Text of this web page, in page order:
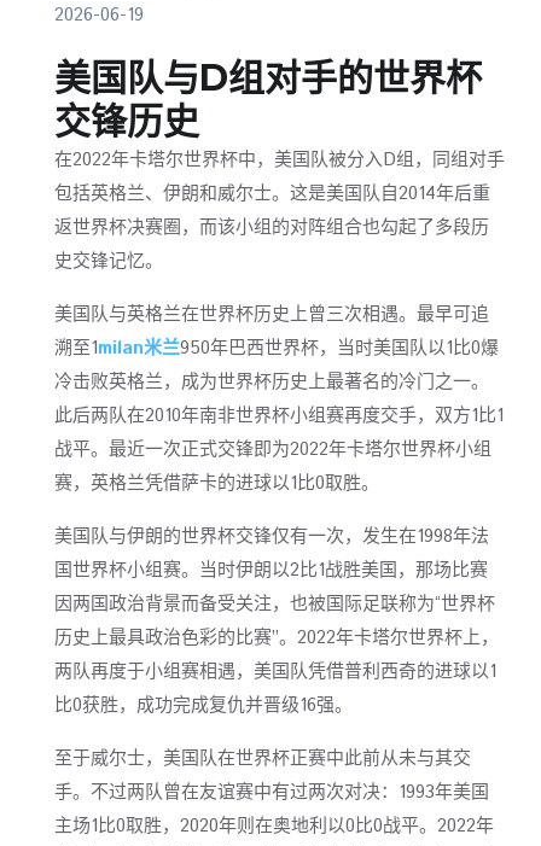
2026-06-19
美国队与D组对手的世界杯
交锋历史
在2022年卡塔尔世界杯中，美国队被分入D组，同组对手
包括英格兰、伊朗和威尔士。这是美国队自2014年后重
返世界杯决赛圈，而该小组的对阵组合也勾起了多段历
史交锋记忆。
美国队与英格兰在世界杯历史上曾三次相遇。最早可追
溯至1milan米兰950年巴西世界杯，当时美国队以1比0爆
冷击败英格兰，成为世界杯历史上最著名的冷门之一。
此后两队在2010年南非世界杯小组赛再度交手，双方1比1
战平。最近一次正式交锋即为2022年卡塔尔世界杯小组
赛，英格兰凭借萨卡的进球以1比0取胜。
美国队与伊朗的世界杯交锋仅有一次，发生在1998年法
国世界杯小组赛。当时伊朗以2比1战胜美国，那场比赛
因两国政治背景而备受关注，也被国际足联称为“世界杯
历史上最具政治色彩的比赛”。2022年卡塔尔世界杯上，
两队再度于小组赛相遇，美国队凭借普利西奇的进球以1
比0获胜，成功完成复仇并晋级16强。
至于威尔士，美国队在世界杯正赛中此前从未与其交
手。不过两队曾在友谊赛中有过两次对决：1993年美国
主场1比0取胜，2020年则在奥地利以0比0战平。2022年